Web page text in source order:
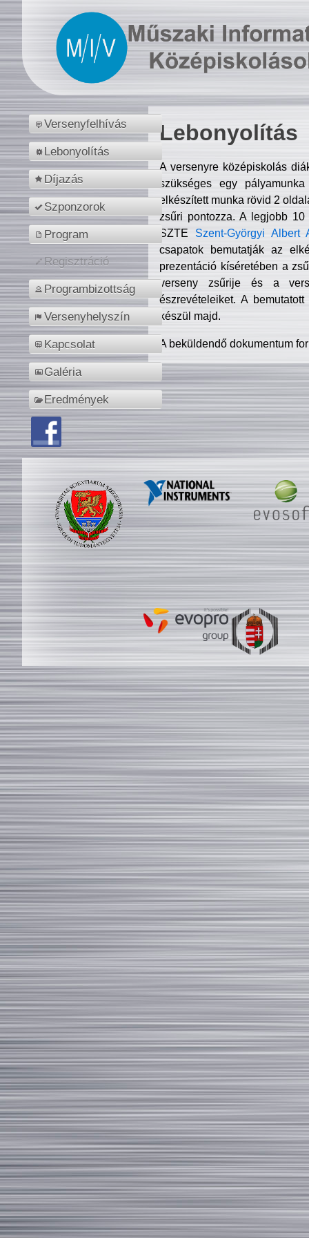
Versenyfelhívás
Lebonyolítás
Díjazás
Szponzorok
Program
Regisztráció
Programbizottság
Versenyhelyszín
Kapcsolat
Galéria
Eredmények
Lebonyolítás
A versenyre középiskolás
szükséges egy
elkészített munka rövid 2
zsűri pontozza. A legjobb
SZTE Szent-Györgyi Albert
csapatok bemutatják az
prezentáció kíséretében a
verseny zsűrije és a
észrevételeiket. A
készül majd.
A beküldendő dokumentum